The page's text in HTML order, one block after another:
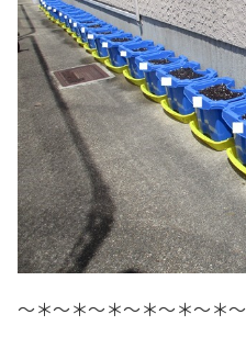
～＊～＊～＊～＊～＊～＊～